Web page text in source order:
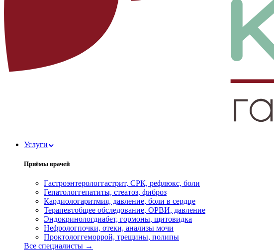
Услуги
Приёмы врачей
Гастроэнтерологгастрит, СРК, рефлюкс, боли
Гепатологгепатиты, стеатоз, фиброз
Кардиологаритмия, давление, боли в сердце
Терапевтобщее обследование, ОРВИ, давление
Эндокринологдиабет, гормоны, щитовидка
Нефрологпочки, отеки, анализы мочи
Проктологгеморрой, трещины, полипы
Все специалисты →